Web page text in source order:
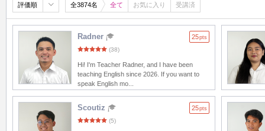
評価順 全3874名 全て お気に入り 受講済
Radner 25pts
(38)
Hi! I'm Teacher Radner, and I have been
teaching English since 2026. If you want to
speak English mo...
Scoutiz 25pts
(5)